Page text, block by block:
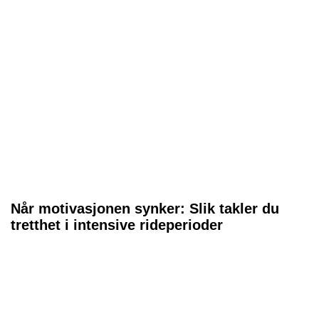
Når motivasjonen synker: Slik takler du
tretthet i intensive rideperioder